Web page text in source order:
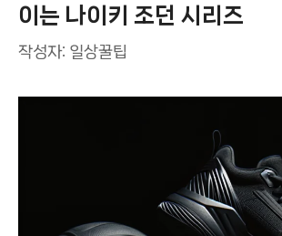
이는 나이키 조던 시리즈
작성자: 일상꿀팁